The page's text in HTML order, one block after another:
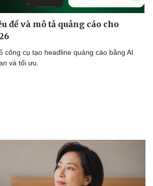
đề và mô tả quảng cáo cho
công cụ tạo headline quảng cáo bằng AI
và tối ưu.